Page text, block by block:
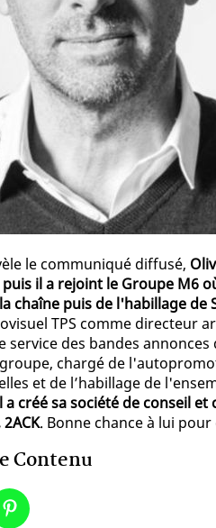
le communiqué diffusé,
il a rejoint le Groupe M6
chaîne puis de l'habillage de
TPS comme directeur
service des bandes
chargé de
et de l’habillage de
créé sa société de conseil
. Bonne chance à lui
Contenu